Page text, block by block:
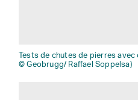
Tests de chutes de pierres
© Geobrugg/ Raffael Soppelsa)